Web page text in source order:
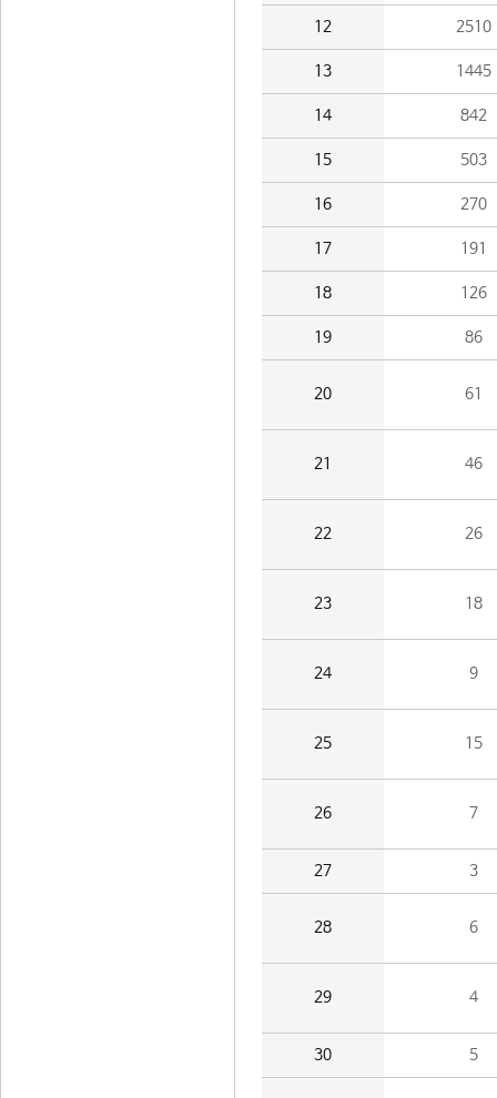
12 2510
13 1445
14 842
15 503
16 270
17 191
18 126
19 86
20 61
21 46
22 26
23 18
24 9
25 15
26 7
27 3
28 6
29 4
30 5